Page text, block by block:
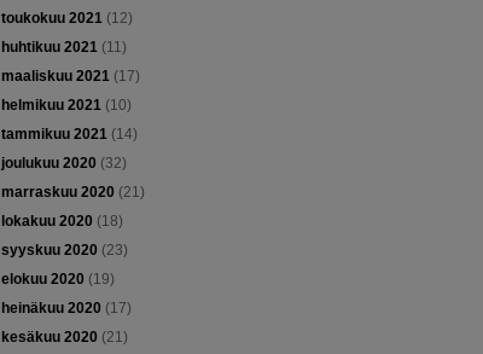
toukokuu 2021(12)
huhtikuu 2021(11)
maaliskuu 2021(17)
helmikuu 2021(10)
tammikuu 2021(14)
joulukuu 2020 (32)
marraskuu 2020 (21)
lokakuu 2020 (18)
syyskuu 2020 (23)
elokuu 2020 (19)
heinäkuu 2020 (17)
kesäkuu 2020 (21)